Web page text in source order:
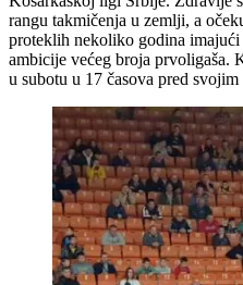
rangu takmičenja u zemlji, a
proteklih nekoliko godina
ambicije većeg broja prvoligaša.
u subotu u 17 časova pred